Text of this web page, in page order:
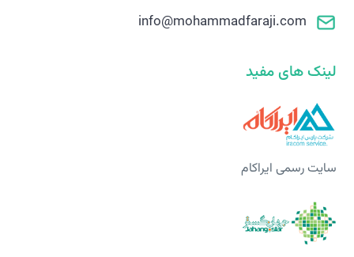
info@mohammadfaraji.com
لینک های مفید
سایت رسمی ایراکام